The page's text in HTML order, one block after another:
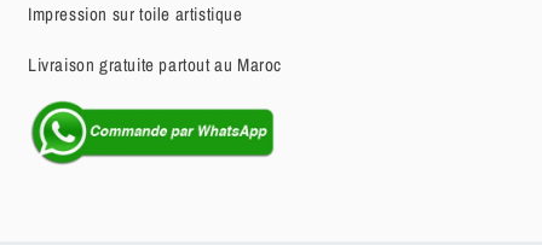
Impression sur toile artistique
Livraison gratuite partout au Maroc